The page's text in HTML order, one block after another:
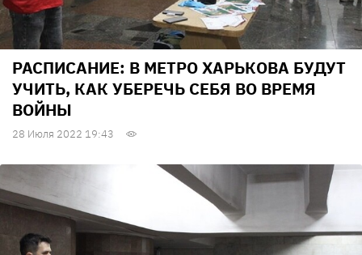
РАСПИСАНИЕ: В МЕТРО ХАРЬКОВА БУДУТ
УЧИТЬ, КАК УБЕРЕЧЬ СЕБЯ ВО ВРЕМЯ
ВОЙНЫ
28 Июля 2022 19:43